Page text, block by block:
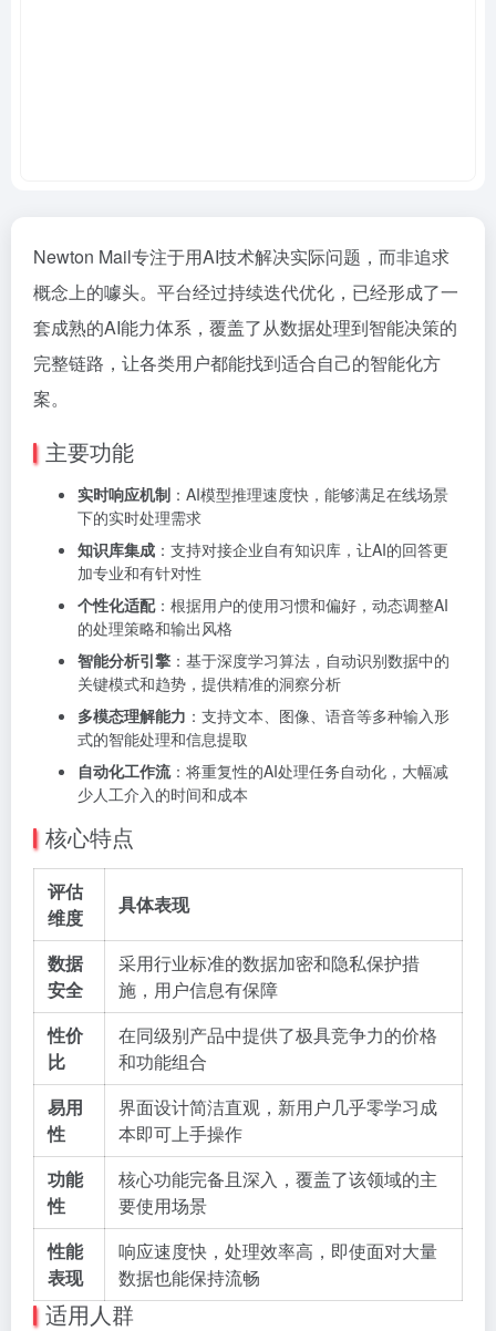
Newton Mail专注于用AI技术解决实际问题，而非追求
概念上的噱头。平台经过持续迭代优化，已经形成了一
套成熟的AI能力体系，覆盖了从数据处理到智能决策的
完整链路，让各类用户都能找到适合自己的智能化方
案。
主要功能
实时响应机制 ：AI模型推理速度快，能够满足在线场景
下的实时处理需求
知识库集成 ：支持对接企业自有知识库，让AI的回答更
加专业和有针对性
个性化适配：根据用户的使用习惯和偏好，动态调整AI
的处理策略和输出风格
智能分析引擎 ：基于深度学习算法，自动识别数据中的
关键模式和趋势，提供精准的洞察分析
多模态理解能力 ：支持文本、图像、语音等多种输入形
式的智能处理和信息提取
自动化工作流：将重复性的AI处理任务自动化，大幅减
少人工介入的时间和成本
核心特点
评估
维度
具体表现
数据
安全
采用行业标准的数据加密和隐私保护措
施，用户信息有保障
性价
比
在同级别产品中提供了极具竞争力的价格
和功能组合
易用
性
界面设计简洁直观，新用户几乎零学习成
本即可上手操作
功能
性
核心功能完备且深入，覆盖了该领域的主
要使用场景
性能
表现
响应速度快，处理效率高，即使面对大量
数据也能保持流畅
适用人群